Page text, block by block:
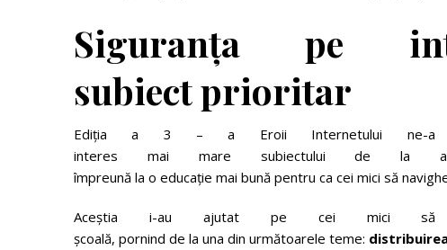
Siguranța pe
subiectprioritar
Ediția a 3 – a Eroii Internetului ne-a
interes mai mare subiectului de
împreună la o educație mai bună pentru ca cei mici să
Aceștia i-au ajutat pe cei mici să
școală, pornind de la una din următoarele teme: